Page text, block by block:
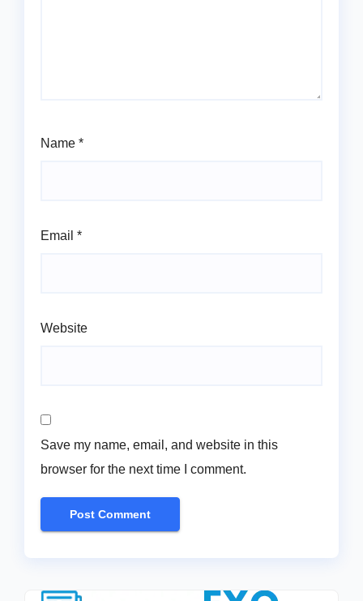
Name *
Email *
Website
Save my name, email, and website in this
browser for the next time I comment.